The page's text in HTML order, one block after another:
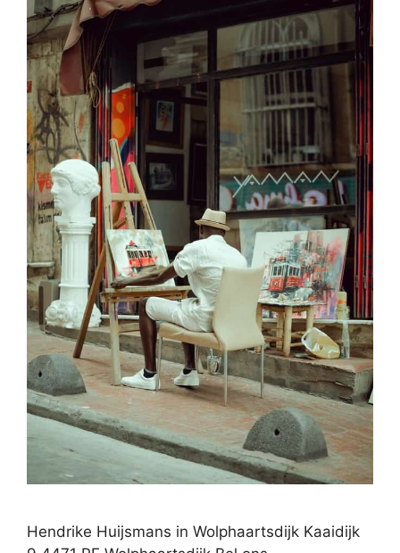
Hendrike Huijsmans in Wolphaartsdijk Kaaidijk